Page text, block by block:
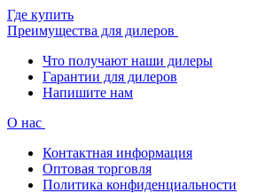
Где купить
Преимущества для дилеров
Что получают наши дилеры
Гарантии для дилеров
Напишите нам
О нас
Контактная информация
Оптовая торговля
Политика конфиденциальности